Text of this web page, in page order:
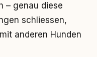
– genau diese
schliessen,
anderen Hunden